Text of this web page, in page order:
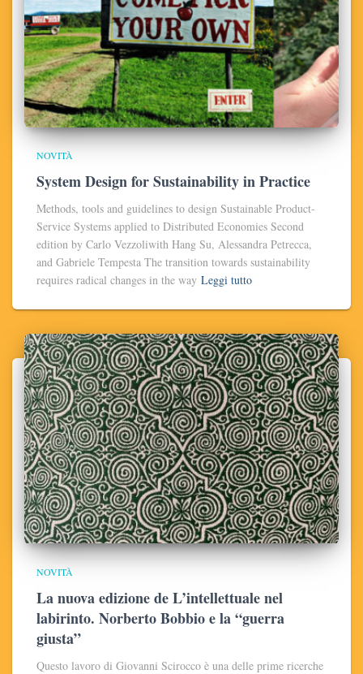
NOVITÀ
System Design for Sustainability in Practice
Methods, tools and guidelines to design Sustainable Product-
Service Systems applied to Distributed Economies Second
edition by Carlo Vezzoliwith Hang Su, Alessandra Petrecca,
and Gabriele Tempesta The transition towards sustainability
requires radical changes in the way Leggi tutto
NOVITÀ
La nuova edizione de L’intellettuale nel
labirinto. Norberto Bobbio e la “guerra
giusta”
Questo lavoro di Giovanni Scirocco è una delle prime ricerche